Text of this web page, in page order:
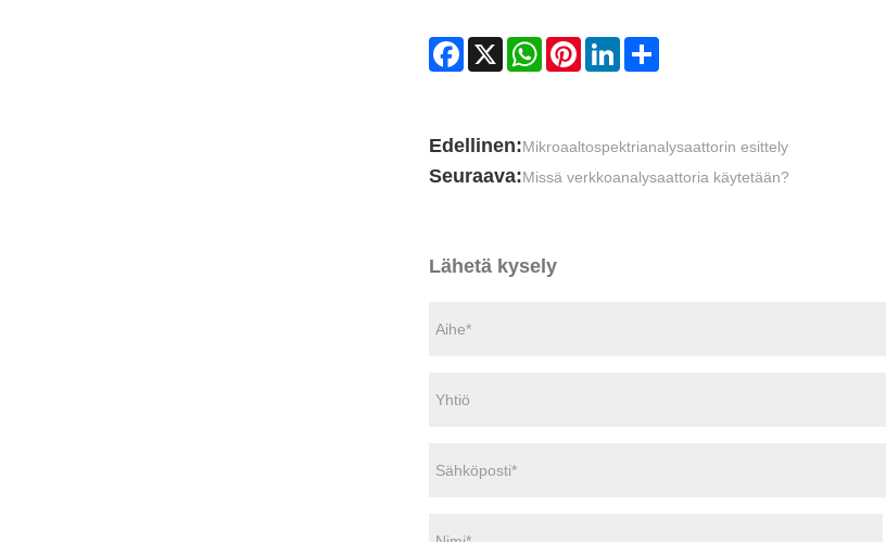
Facebook
X WhatsAppPinterestLinkedInShare
Edellinen:Mikroaaltospektrianalysaattorin esittely
Seuraava:Missä verkkoanalysaattoria käytetään?
Lähetä kysely